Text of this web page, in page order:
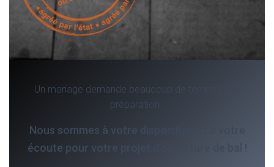
Un mariage demande beaucoup de temps et de
préparation.
Nous sommes à votre disposition et à votre
écoute pour votre projet d’ouverture de bal !